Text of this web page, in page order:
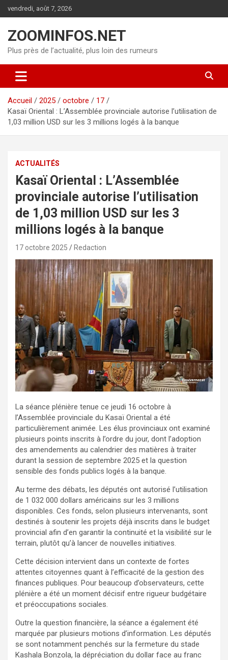
au
vendredi, août 7, 2026
ZOOMINFOS.NET
Plus près de l’actualité, plus loin des rumeurs
Accueil 2025 octobre
17
Kasaï Oriental : L’Assemblée provinciale autorise l’utilisation de
1,03 million USD sur les 3 millions logés à la banque
ACTUALITÉS
Kasaï Oriental : L’Assemblée
provinciale autorise l’utilisation
de 1,03 million USD sur les 3
millions logés à la banque
17 octobre 2025 Redaction
La séance plénière tenue ce jeudi 16 octobre à
l’Assemblée provinciale du Kasaï Oriental a été
particulièrement animée. Les élus provinciaux ont examiné
plusieurs points inscrits à l’ordre du jour, dont l’adoption
des amendements au calendrier des matières à traiter
durant la session de septembre 2025 et la question
sensible des fonds publics logés à la banque.
Au terme des débats, les députés ont autorisé l’utilisation
de 1 032 000 dollars américains sur les 3 millions
disponibles. Ces fonds, selon plusieurs intervenants, sont
destinés à soutenir les projets déjà inscrits dans le budget
provincial afin d’en garantir la continuité et la visibilité sur le
terrain, plutôt qu’à lancer de nouvelles initiatives.
Cette décision intervient dans un contexte de fortes
attentes citoyennes quant à l’efficacité de la gestion des
finances publiques. Pour beaucoup d’observateurs, cette
plénière a été un moment décisif entre rigueur budgétaire
et préoccupations sociales.
Outre la question financière, la séance a également été
marquée par plusieurs motions d’information. Les députés
se sont notamment penchés sur la fermeture du stade
Kashala Bonzola, la dépréciation du dollar face au franc